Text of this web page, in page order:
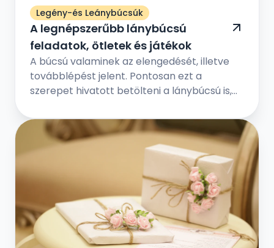
Legény-és Leánybúcsúk
A legnépszerűbb lánybúcsú
feladatok, ötletek és játékok
A búcsú valaminek az elengedését, illetve
továbblépést jelent. Pontosan ezt a
szerepet hivatott betölteni a lánybúcsú is,
menyasszony örökre hátat fordít régi
életének, és feleséggé válik. Ám előtte még
egy utolsó közös eseményt tart a
legkedvesebb barátnőivel, a hol vicces
játékokkal, fontos kérdés-válaszokkal, és
egy fergeteges bulival ünneplik meg a régi
időszak lezárását és az új időszak
megkezdését.